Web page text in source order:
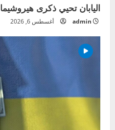
اليابان تحيي ذكرى هيروشيما
admin أغسطس 6, 2026